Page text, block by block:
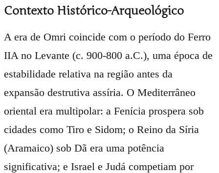
Contexto Histórico-Arqueológico
A era de Omri coincide com o período do Ferro
IIA no Levante (c. 900-800 a.C.), uma época de
estabilidade relativa na região antes da
expansão destrutiva assíria. O Mediterrâneo
oriental era multipolar: a Fenícia prospera sob
cidades como Tiro e Sidom; o Reino da Síria
(Aramaico) sob Dã era uma potência
significativa; e Israel e Judá competiam por